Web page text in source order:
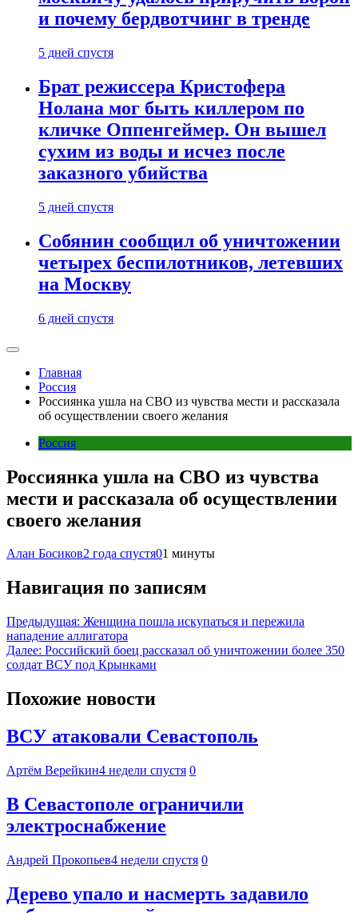
и почему бердвотчинг в тренде
5 дней спустя
Брат режиссера Кристофера
Нолана мог быть киллером по
кличке Оппенгеймер. Он вышел
сухим из воды и исчез после
заказного убийства
5 дней спустя
Собянин сообщил об уничтожении
четырех беспилотников, летевших
на Москву
6 дней спустя
Главная
Россия
Россиянка ушла на СВО из чувства мести и рассказала
об осуществлении своего желания
Россия
Россиянка ушла на СВО из чувства
мести и рассказала об осуществлении
своего желания
Алан Босиков2 года спустя01 минуты
Навигация по записям
Предыдущая: Женщина пошла искупаться и пережила
нападение аллигатора
Далее: Российский боец рассказал об уничтожении более 350
солдат ВСУ под Крынками
Похожие новости
ВСУ атаковали Севастополь
Артём Верейкин4 недели спустя 0
В Севастополе ограничили
электроснабжение
Андрей Прокопьев4 недели спустя 0
Дерево упало и насмерть задавило